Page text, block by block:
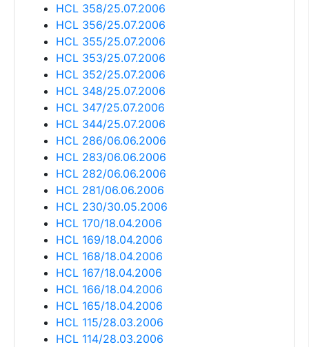
HCL 358/25.07.2006
HCL 356/25.07.2006
HCL 355/25.07.2006
HCL 353/25.07.2006
HCL 352/25.07.2006
HCL 348/25.07.2006
HCL 347/25.07.2006
HCL 344/25.07.2006
HCL 286/06.06.2006
HCL 283/06.06.2006
HCL 282/06.06.2006
HCL 281/06.06.2006
HCL 230/30.05.2006
HCL 170/18.04.2006
HCL 169/18.04.2006
HCL 168/18.04.2006
HCL 167/18.04.2006
HCL 166/18.04.2006
HCL 165/18.04.2006
HCL 115/28.03.2006
HCL 114/28.03.2006